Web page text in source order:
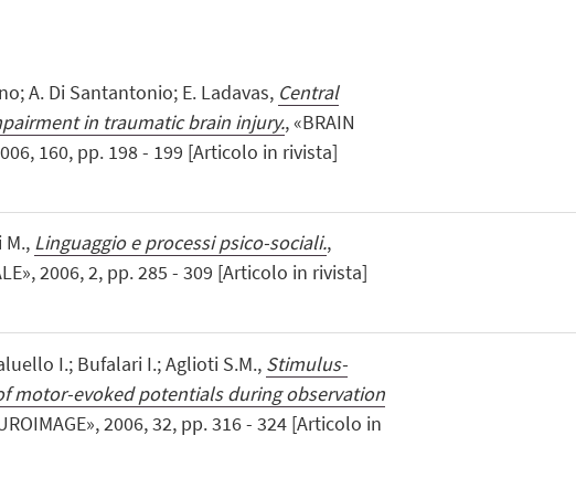
A. Di Santantonio; E. Ladavas, Central
in traumatic brain injury., «BRAIN
160, pp. 198 - 199 [Articolo in rivista]
M., Linguaggio e processi psico-sociali.,
2006, 2, pp. 285 - 309 [Articolo in rivista]
I.; Bufalari I.; Aglioti S.M., Stimulus-
motor-evoked potentials during observation
2006, 32, pp. 316 - 324 [Articolo in